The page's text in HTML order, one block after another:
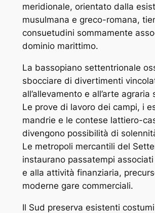
meridionale, orientato dalla
musulmana e greco-romana,
consuetudini sommamente
dominio marittimo.
La bassopiano settentrionale
sbocciare di divertimenti
all’allevamento e all’arte agraria
Le prove di lavoro dei campi, i
mandrie e le contese lattiero-
divengono possibilità di
Le metropoli mercantili del
instaurano passatempi
e alla attività finanziaria,
moderne gare commerciali.
Il Sud preserva esistenti